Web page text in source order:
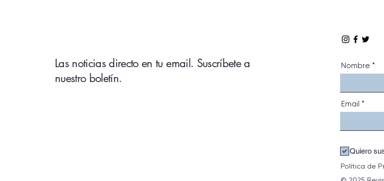
Las noticias directo en tu email. Suscríbete a
nuestro boletín.
Nombre
Email
Quiero
Política de